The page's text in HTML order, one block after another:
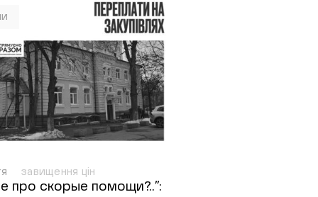
завищення цін
про скорые помощи?..”: